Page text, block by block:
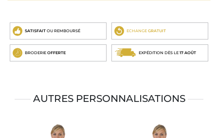
SATISFAIT OU REMBOURSÉ ECHANGE GRATUIT
BRODERIE OFFERTE EXPÉDITION DÈS LE 17 AOÛT
AUTRES PERSONNALISATIONS